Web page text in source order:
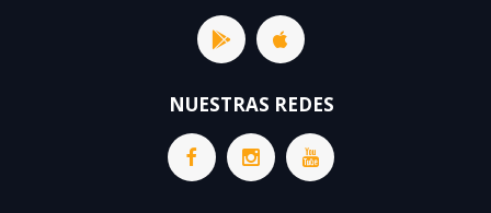
NUESTRAS REDES